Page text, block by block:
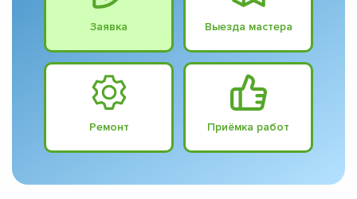
Заявка Выезда мастера
Ремонт Приёмка работ